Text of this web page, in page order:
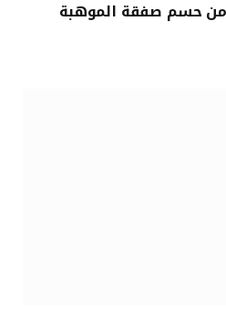
حسم صفقة الموهبة